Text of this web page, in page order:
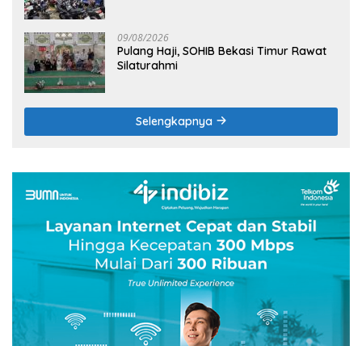
09/08/2026
Pulang Haji, SOHIB Bekasi Timur Rawat
Silaturahmi
Selengkapnya